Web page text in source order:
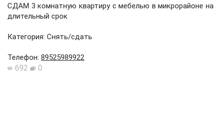
СДАМ 3 комнатную квартиру с мебелью в микрорайоне на
длительный срок
Категория: Снять/сдать
Телефон: 89525989922
692 0